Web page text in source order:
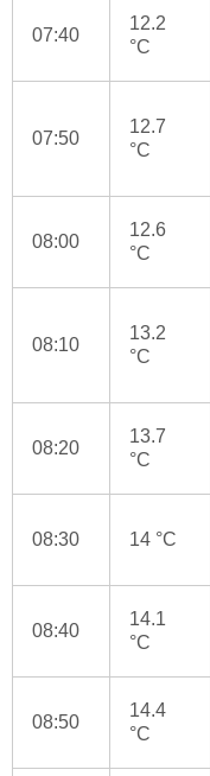
07:40
12.2
°C
07:50
12.7
°C
08:00
12.6
°C
08:10
13.2
°C
08:20
13.7
°C
08:30 14 °C
08:40
14.1
°C
08:50
14.4
°C